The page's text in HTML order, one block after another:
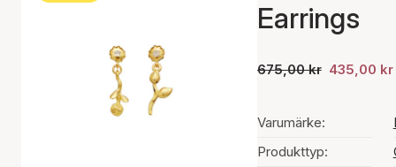
Earrings
675,00 kr 435,00 kr
Varumärke:
Produkttyp: